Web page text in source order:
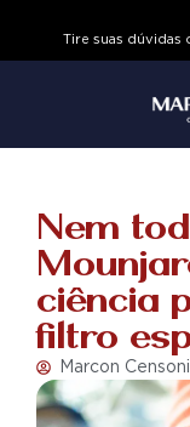
Tire suas dúvidas
Nem
ciência
filtro
Marcon Censoni